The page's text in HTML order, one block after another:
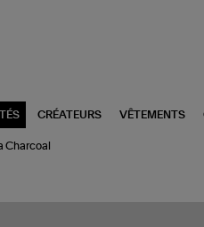
CRÉATEURS VÊTEMENTS
Charcoal